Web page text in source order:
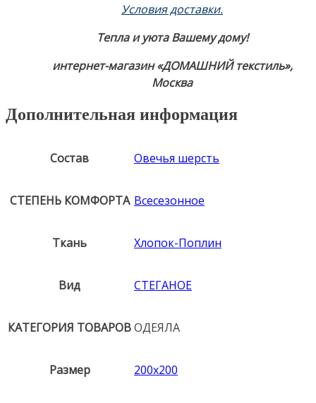
Условия доставки.
Тепла и уюта Вашему дому!
интернет-магазин «ДОМАШНИЙ текстиль»,
Москва
Дополнительная информация
Состав Овечья шерсть
СТЕПЕНЬ КОМФОРТА Всесезонное
Ткань Хлопок-Поплин
Вид СТЕГАНОЕ
КАТЕГОРИЯ ТОВАРОВОДЕЯЛА
Размер 200х200